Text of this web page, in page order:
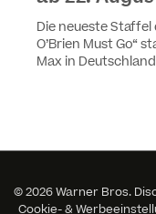
Die neueste Staffel
O’Brien Must Go“
Max in
© 2026 Warner Bros.
Cookie- &